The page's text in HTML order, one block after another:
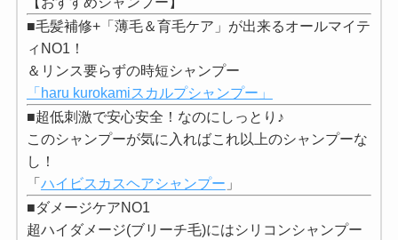
■毛髪補修+「薄毛＆育毛ケア」が出来るオールマイテ
ィNO1！
＆リンス要らずの時短シャンプー
「haru kurokamiスカルプシャンプー」
■超低刺激で安心安全！なのにしっとり♪
このシャンプーが気に入ればこれ以上のシャンプーな
し！
「ハイビスカスヘアシャンプー 」
■ダメージケアNO1
超ハイダメージ(ブリーチ毛)にはシリコンシャンプー